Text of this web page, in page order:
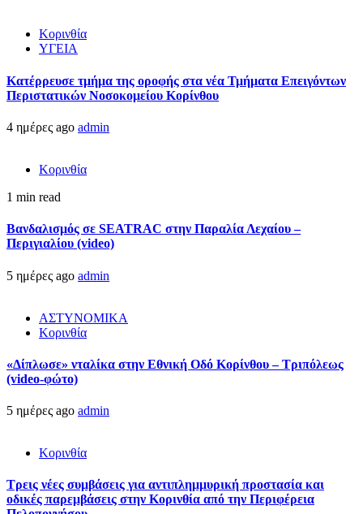
Κορινθία
ΥΓΕΙΑ
Kατέρρευσε τμήμα της οροφής στα νέα Τμήματα Επειγόντων
Περιστατικών Νοσοκομείου Κορίνθου
4 ημέρες ago admin
Κορινθία
1 min read
Βανδαλισμός σε SEATRAC στην Παραλία Λεχαίου –
Περιγιαλίου (video)
5 ημέρες ago admin
ΑΣΤΥΝΟΜΙΚΑ
Κορινθία
«Δίπλωσε» νταλίκα στην Εθνική Oδό Κορίνθου – Τριπόλεως
(video-φώτο)
5 ημέρες ago admin
Κορινθία
Τρεις νέες συμβάσεις για αντιπλημμυρική προστασία και
οδικές παρεμβάσεις στην Κορινθία από την Περιφέρεια